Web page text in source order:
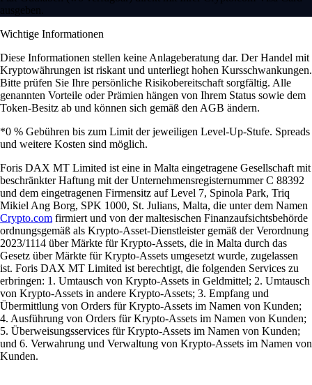
ausgeben.
Wichtige Informationen
Diese Informationen stellen keine Anlageberatung dar. Der Handel mit
Kryptowährungen ist riskant und unterliegt hohen Kursschwankungen.
Bitte prüfen Sie Ihre persönliche Risikobereitschaft sorgfältig. Alle
genannten Vorteile oder Prämien hängen von Ihrem Status sowie dem
Token-Besitz ab und können sich gemäß den AGB ändern.
*0 % Gebühren bis zum Limit der jeweiligen Level-Up-Stufe. Spreads
und weitere Kosten sind möglich.
Foris DAX MT Limited ist eine in Malta eingetragene Gesellschaft mit
beschränkter Haftung mit der Unternehmensregisternummer C 88392
und dem eingetragenen Firmensitz auf Level 7, Spinola Park, Triq
Mikiel Ang Borg, SPK 1000, St. Julians, Malta, die unter dem Namen
Crypto.com firmiert und von der maltesischen Finanzaufsichtsbehörde
ordnungsgemäß als Krypto-Asset-Dienstleister gemäß der Verordnung
2023/1114 über Märkte für Krypto-Assets, die in Malta durch das
Gesetz über Märkte für Krypto-Assets umgesetzt wurde, zugelassen
ist. Foris DAX MT Limited ist berechtigt, die folgenden Services zu
erbringen: 1. Umtausch von Krypto-Assets in Geldmittel; 2. Umtausch
von Krypto-Assets in andere Krypto-Assets; 3. Empfang und
Übermittlung von Orders für Krypto-Assets im Namen von Kunden;
4. Ausführung von Orders für Krypto-Assets im Namen von Kunden;
5. Überweisungsservices für Krypto-Assets im Namen von Kunden;
und 6. Verwahrung und Verwaltung von Krypto-Assets im Namen von
Kunden.